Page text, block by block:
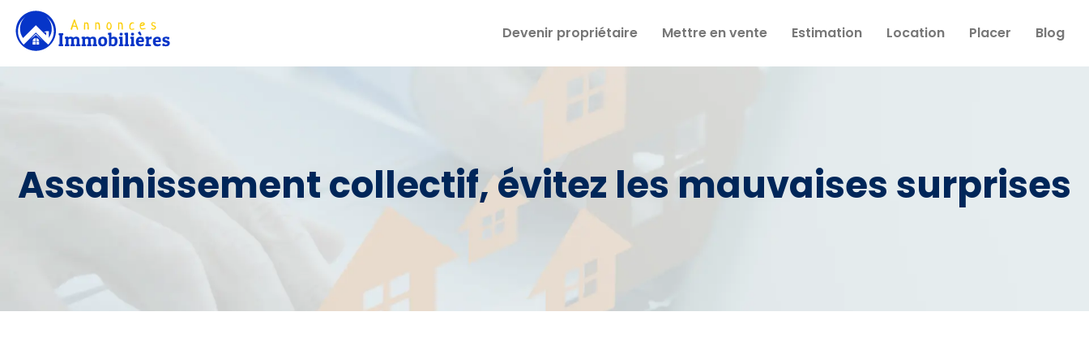
Devenir propriétaire Mettre en vente Estimation Location Placer Blog
Assainissement collectif, évitez les mauvaises surprises